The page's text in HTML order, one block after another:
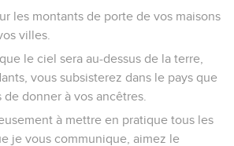
les montants de porte de vos maisons
villes.
le ciel sera au-dessus de la terre,
vous subsisterez dans le pays que
donner à vos ancêtres.
à mettre en pratique tous les
je vous communique, aimez le